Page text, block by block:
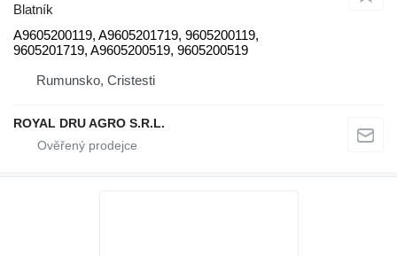
Blatník
A9605200119, A9605201719, 9605200119,
9605201719, A9605200519, 9605200519
Rumunsko, Cristesti
ROYAL DRU AGRO S.R.L.